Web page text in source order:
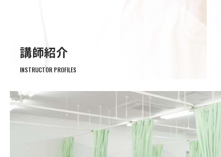
講師紹介
INSTRUCTOR PROFILES